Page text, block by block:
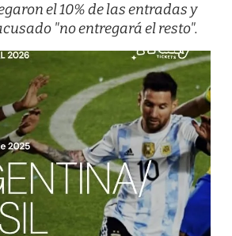
el 10% de las entradas y
"no entregará el resto".